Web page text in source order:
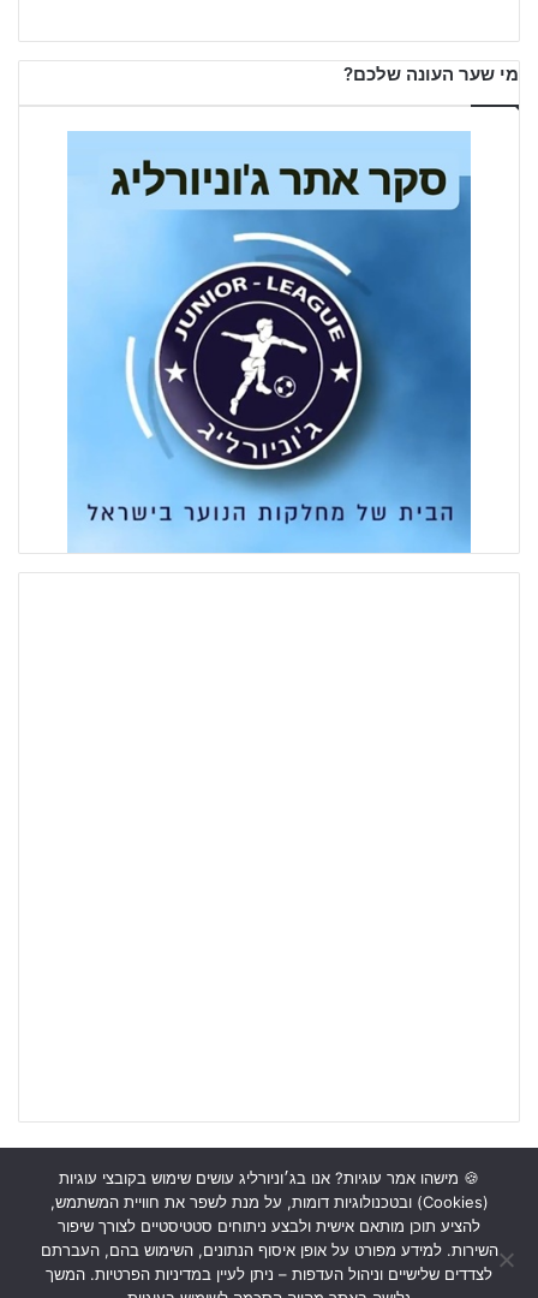
מי שער העונה שלכם?
ראשי כתבות תכנים מקצועיים תנאי שימוש
מדיניות אבטחה
כתבו לנו
🍪 מישהו אמר עוגיות? אנו בג׳וניורליג עושים שימוש בקובצי עוגיות
(Cookies) ובטכנולוגיות דומות, על מנת לשפר את חוויית המשתמש,
להציע תוכן מותאם אישית ולבצע ניתוחים סטטיסטיים לצורך שיפור
השירות. למידע מפורט על אופן איסוף הנתונים, השימוש בהם, העברתם
לצדדים שלישיים וניהול העדפות – ניתן לעיין במדיניות הפרטיות. המשך